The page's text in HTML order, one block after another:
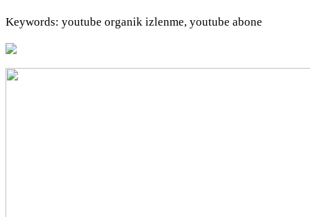
Keywords: youtube organik izlenme, youtube abone